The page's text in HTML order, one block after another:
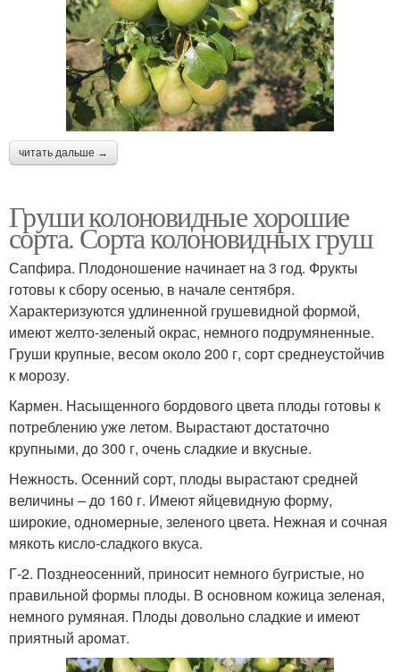
читать дальше →
Груши колоновидные хорошие
сорта. Сорта колоновидных груш
Сапфира. Плодоношение начинает на 3 год. Фрукты
готовы к сбору осенью, в начале сентября.
Характеризуются удлиненной грушевидной формой,
имеют желто-зеленый окрас, немного подрумяненные.
Груши крупные, весом около 200 г, сорт среднеустойчив
к морозу.
Кармен. Насыщенного бордового цвета плоды готовы к
потреблению уже летом. Вырастают достаточно
крупными, до 300 г, очень сладкие и вкусные.
Нежность. Осенний сорт, плоды вырастают средней
величины – до 160 г. Имеют яйцевидную форму,
широкие, одномерные, зеленого цвета. Нежная и сочная
мякоть кисло-сладкого вкуса.
Г-2. Позднеосенний, приносит немного бугристые, но
правильной формы плоды. В основном кожица зеленая,
немного румяная. Плоды довольно сладкие и имеют
приятный аромат.